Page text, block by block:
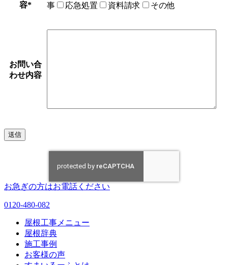
容*
事
応急処置 資料請求 その他
お問い合
わせ内容
お急ぎの方はお電話ください
0120-480-082
屋根工事メニュー
屋根辞典
施工事例
お客様の声